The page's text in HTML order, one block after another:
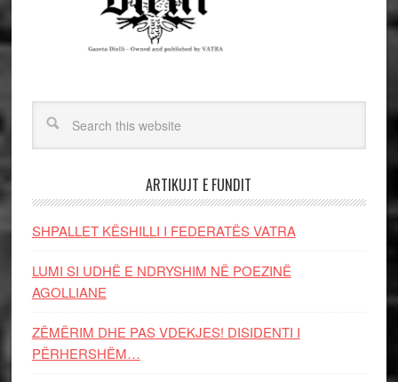
ARTIKUJT E FUNDIT
SHPALLET KËSHILLI I FEDERATËS VATRA
LUMI SI UDHË E NDRYSHIM NË POEZINË
AGOLLIANE
ZËMËRIM DHE PAS VDEKJES! DISIDENTI I
PËRHERSHËM…